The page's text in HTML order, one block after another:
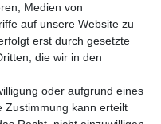
und Bestellungen
bau-projekt.de
Medien von
auf unsere Website zu
erst durch gesetzte
die wir in den
oder aufgrund eines
Zustimmung kann erteilt